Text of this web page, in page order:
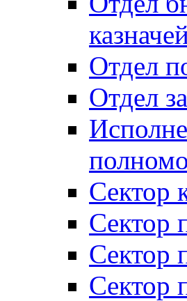
Отдел
Отдел
Сектор
Сектор
Сектор
Сектор